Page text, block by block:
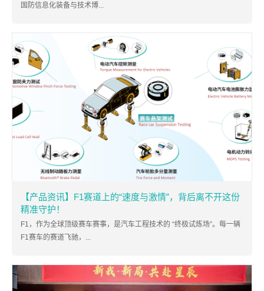
国防信息化装备与技术博...
【产品资讯】F1赛道上的“速度与激情”，背后离不开这份
精准守护！
F1，作为全球顶级赛车赛事，是汽车工程技术的 “终极试炼场”。每一辆
F1赛车的赛道飞驰，...